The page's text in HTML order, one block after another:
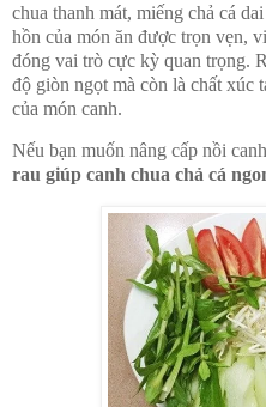
chua thanh mát, miếng chả cá
hồn của món ăn được trọn vẹn,
đóng vai trò cực kỳ quan trọng.
độ giòn ngọt mà còn là chất xúc
của món canh.
Nếu bạn muốn nâng cấp nồi
rau giúp canh chua chả cá